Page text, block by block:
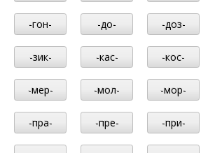
-гон- -до- -доз-
-зик- -кас- -кос-
-мер- -мол- -мор-
-пра- -пре- -при-